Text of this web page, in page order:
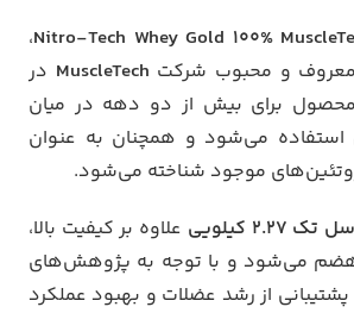
Nitro-Tech Whey Gold 100%،
و محبوب شرکت MuscleTech در
برای بیش از دو دهه در میان
استفاده می‌شود و همچنان به عنوان
موجود شناخته می‌شود.
کیلویی
علاوه بر کیفیت بالا،
می‌شود و با توجه به پژوهش‌های
از رشد عضلات و بهبود عملکرد